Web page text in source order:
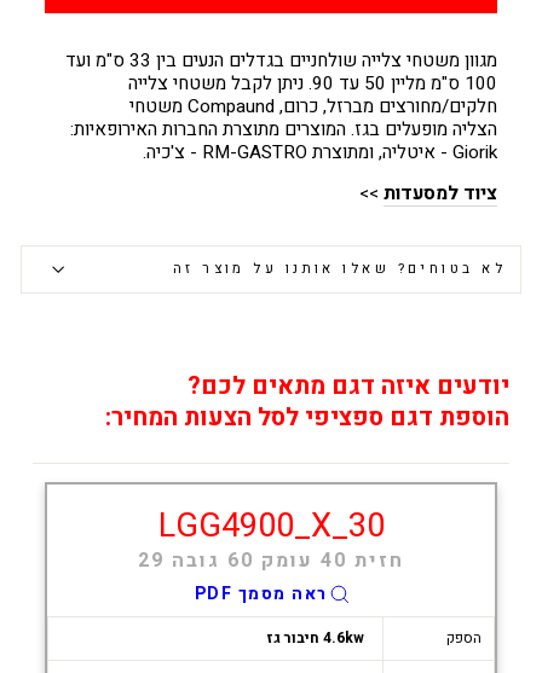
מגוון משטחי צלייה שולחניים בגדלים הנעים בין 33 ס"מ ועד
100 ס"מ מליין 50 עד 90. ניתן לקבל משטחי צלייה
חלקים/מחורצים מברזל, כרום, Compaund משטחי
הצליה מופעלים בגז. המוצרים מתוצרת החברות האירופאיות:
Giorik - איטליה, ומתוצרת RM-GASTRO - צ'כיה.
ציוד למסעדות >>
לא בטוחים? שאלו אותנו על מוצר זה
יודעים איזה דגם מתאים לכם?
הוספת דגם ספציפי לסל הצעות המחיר:
LGG4900_X_30
חזית 40 עומק 60 גובה 29
ראה מסמך PDF
הספק
4.6kw חיבור גז